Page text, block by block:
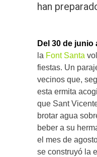
han
Del 30 de junio
la Font Santa
fiestas. Un
vecinos que,
esta ermita
que Sant
brotar agua
beber a su
el mes de
se construyó la